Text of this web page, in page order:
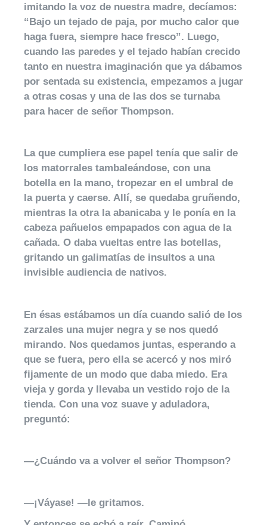
imitando la voz de nuestra madre, decíamos:
“Bajo un tejado de paja, por mucho calor que
haga fuera, siempre hace fresco”. Luego,
cuando las paredes y el tejado habían crecido
tanto en nuestra imaginación que ya dábamos
por sentada su existencia, empezamos a jugar
a otras cosas y una de las dos se turnaba
para hacer de señor Thompson.
La que cumpliera ese papel tenía que salir de
los matorrales tambaleándose, con una
botella en la mano, tropezar en el umbral de
la puerta y caerse. Allí, se quedaba gruñendo,
mientras la otra la abanicaba y le ponía en la
cabeza pañuelos empapados con agua de la
cañada. O daba vueltas entre las botellas,
gritando un galimatías de insultos a una
invisible audiencia de nativos.
En ésas estábamos un día cuando salió de los
zarzales una mujer negra y se nos quedó
mirando. Nos quedamos juntas, esperando a
que se fuera, pero ella se acercó y nos miró
fijamente de un modo que daba miedo. Era
vieja y gorda y llevaba un vestido rojo de la
tienda. Con una voz suave y aduladora,
preguntó:
—¿Cuándo va a volver el señor Thompson?
—¡Váyase! —le gritamos.